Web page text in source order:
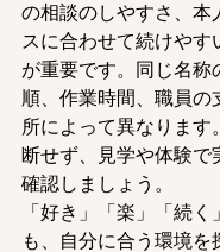
の相談のしやすさ、本
スに合わせて続けやす
が重要です。同じ名称
順、作業時間、職員の
所によって異なります
断せず、見学や体験で
確認しましょう。
「好き」「楽」「続
も、自分に合う環境を